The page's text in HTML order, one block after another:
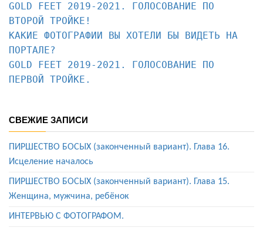
GOLD FEET 2019-2021. ГОЛОСОВАНИЕ ПО
КАКИЕ ФОТОГРАФИИ ВЫ ХОТЕЛИ БЫ ВИДЕТЬ НА
ПОРТАЛЕ?
GOLD FEET 2019-2021. ГОЛОСОВАНИЕ ПО
ПЕРВОЙ ТРОЙКЕ.
СВЕЖИЕ ЗАПИСИ
ПИРШЕСТВО БОСЫХ (законченный вариант). Глава 16.
Исцеление началось
ПИРШЕСТВО БОСЫХ (законченный вариант). Глава 15.
Женщина, мужчина, ребёнок
ИНТЕРВЬЮ С ФОТОГРАФОМ.